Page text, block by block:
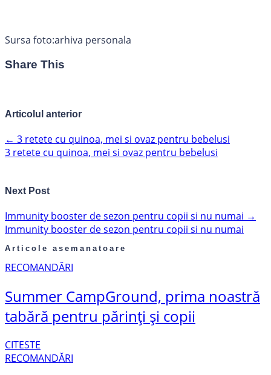
Sursa foto:arhiva personala
Share This
Articolul anterior
← 3 retete cu quinoa, mei si ovaz pentru bebelusi
3 retete cu quinoa, mei si ovaz pentru bebelusi
Next Post
Immunity booster de sezon pentru copii si nu numai →
Immunity booster de sezon pentru copii si nu numai
Articole asemanatoare
RECOMANDĂRI
Summer CampGround, prima noastră
tabără pentru părinți și copii
CITESTE
RECOMANDĂRI